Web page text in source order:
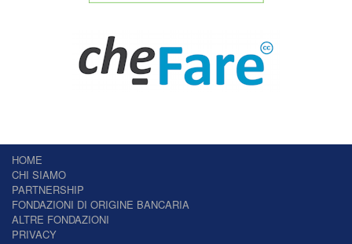
HOME
CHI SIAMO
PARTNERSHIP
FONDAZIONI DI ORIGINE BANCARIA
ALTRE FONDAZIONI
PRIVACY